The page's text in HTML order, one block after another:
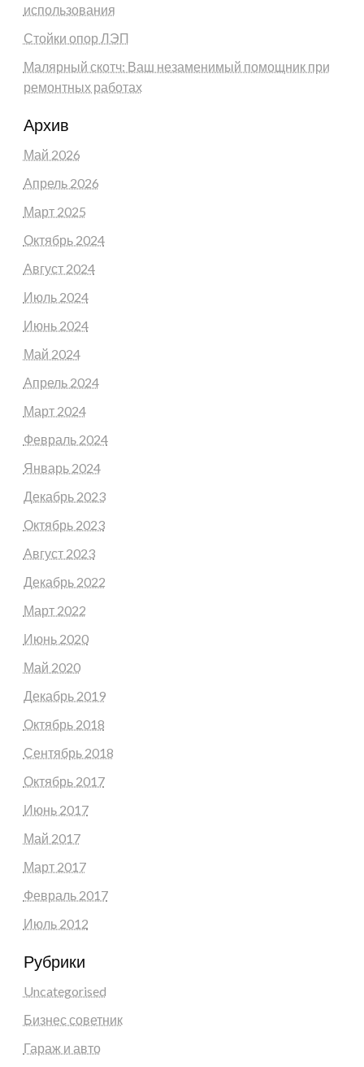
использования
Стойки опор ЛЭП
Малярный скотч: Ваш незаменимый помощник при
ремонтных работах
Архив
Май 2026
Апрель 2026
Март 2025
Октябрь 2024
Август 2024
Июль 2024
Июнь 2024
Май 2024
Апрель 2024
Март 2024
Февраль 2024
Январь 2024
Декабрь 2023
Октябрь 2023
Август 2023
Декабрь 2022
Март 2022
Июнь 2020
Май 2020
Декабрь 2019
Октябрь 2018
Сентябрь 2018
Октябрь 2017
Июнь 2017
Май 2017
Март 2017
Февраль 2017
Июль 2012
Рубрики
Uncategorised
Бизнес советник
Гараж и авто